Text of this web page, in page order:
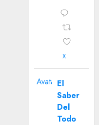
X
Avatar El
Saber
Del
Todo